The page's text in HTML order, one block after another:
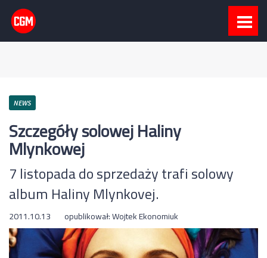
NEWS
Szczegóły solowej Haliny
Mlynkowej
7 listopada do sprzedaży trafi solowy
album Haliny Mlynkovej.
2011.10.13 opublikował:Wojtek Ekonomiuk